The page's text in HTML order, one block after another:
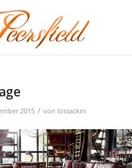
2015 / von lossackm